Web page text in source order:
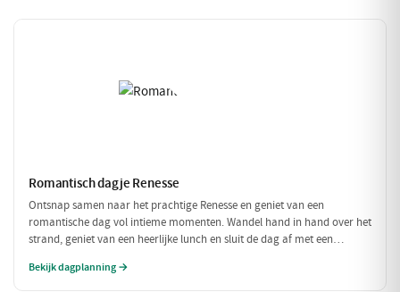
Romantisch dagje Renesse
Ontsnap samen naar het prachtige Renesse en geniet van een
romantische dag vol intieme momenten. Wandel hand in hand over het
strand, geniet van een heerlijke lunch en sluit de dag af met een
elkaar willen verwennen!
Bekijk dagplanning →